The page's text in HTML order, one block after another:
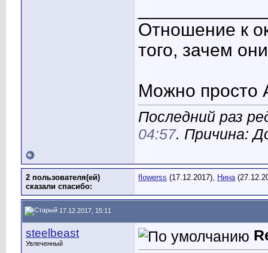
Отношение к
того, зачем
Можно просто
Последний раз
04:57. Причина:
2 пользователя(ей)
сказали cпасибо:
flowerss (17.12.2017), Нина
17.12.2017, 15:11
steelbeast
Увлеченный